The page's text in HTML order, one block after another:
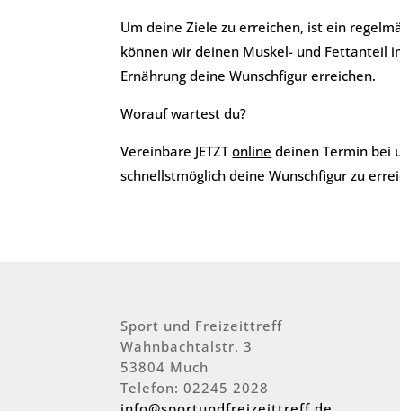
Um deine Ziele zu erreichen, ist ein
können wir deinen Muskel- und Fettanteil
Ernährung deine Wunschfigur erreichen.
Worauf wartest du?
Vereinbare JETZTonline deinen Termin bei
schnellstmöglich deine Wunschfigur zu
Sport und Freizeittreff
Wahnbachtalstr. 3
53804 Much
Telefon: 02245 2028